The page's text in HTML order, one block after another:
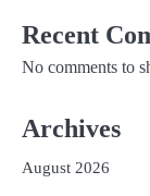
Recent
No comments to
Archives
August 2026